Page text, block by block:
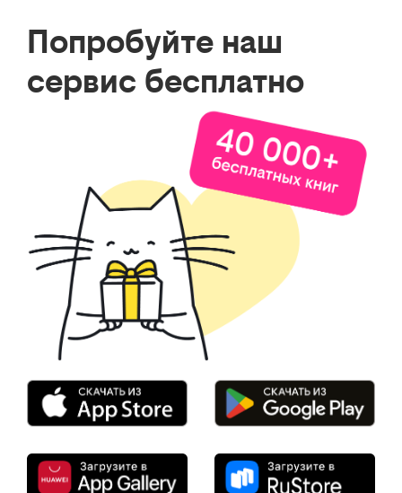
Попробуйте наш
сервис бесплатно